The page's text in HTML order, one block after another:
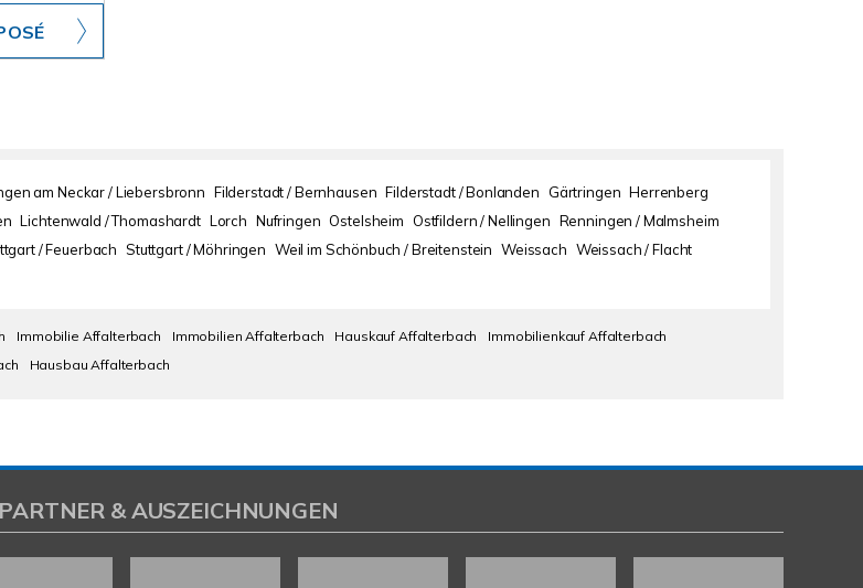
am Neckar / Liebersbronn Filderstadt / Bernhausen Filderstadt / Bonlanden Gärtringen Herrenberg
Lichtenwald / Thomashardt Lorch Nufringen Ostelsheim Ostfildern / Nellingen Renningen / Malmsheim
/ Feuerbach Stuttgart / Möhringen Weil im Schönbuch / Breitenstein Weissach Weissach / Flacht
Immobilie Affalterbach Immobilien Affalterbach Hauskauf Affalterbach
Immobilienkauf Affalterbach
Hausbau Affalterbach
& AUSZEICHNUNGEN